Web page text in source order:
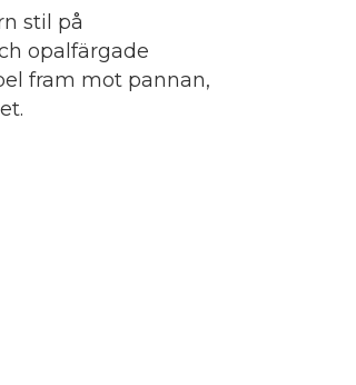
stil på
opalfärgade
fram mot pannan,